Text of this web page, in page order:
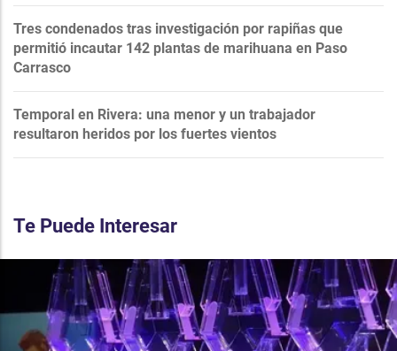
Tres condenados tras investigación por rapiñas que
permitió incautar 142 plantas de marihuana en Paso
Carrasco
Temporal en Rivera: una menor y un trabajador
resultaron heridos por los fuertes vientos
Te Puede Interesar